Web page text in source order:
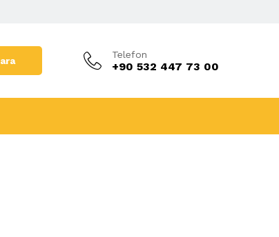
ara
Telefon
+90 532 447 73 00